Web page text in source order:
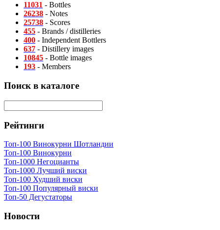
11031 - Bottles
26238 - Notes
25738 - Scores
455 - Brands / distilleries
400 - Independent Bottlers
637 - Distillery images
10845 - Bottle images
193 - Members
Поиск в каталоге
Рейтинги
Топ-100 Винокурни Шотландии
Топ-100 Винокурни
Топ-1000 Негоцианты
Топ-1000 Лучший виски
Топ-100 Худший виски
Топ-100 Популярный виски
Топ-50 Дегустаторы
Новости